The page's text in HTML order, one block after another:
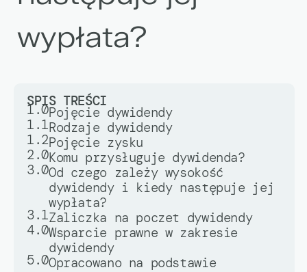
wypłata?
SPIS TREŚCI
1.0Pojęcie dywidendy
1.1Rodzaje dywidendy
1.2Pojęcie zysku
2.0Komu przysługuje dywidenda?
3.0Od czego zależy wysokość
dywidendy i kiedy następuje jej
wypłata?
3.1Zaliczka na poczet dywidendy
4.0Wsparcie prawne w zakresie
dywidendy
5.0Opracowano na podstawie